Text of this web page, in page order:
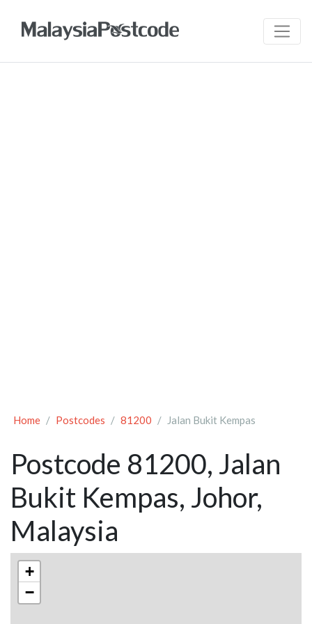
Home Postcodes 81200 Jalan Bukit Kempas
Postcode 81200, Jalan
Bukit Kempas, Johor,
Malaysia
+
−